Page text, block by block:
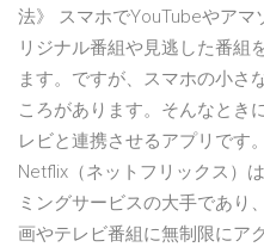
法》 スマホでYouTubeやア
リジナル番組や見逃した番組
ます。ですが、スマホの小さ
ころがあります。そんなとき
レビと連携させるアプリです
Netflix（ネットフリックス）
ミングサービスの大手であり
画やテレビ番組に無制限にア